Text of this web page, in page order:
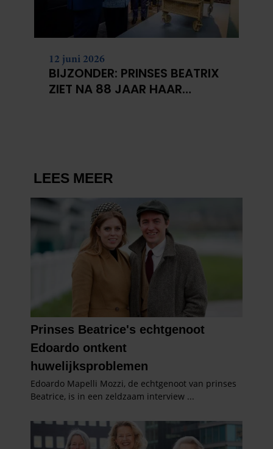
12 juni 2026
BIJZONDER: PRINSES BEATRIX
ZIET NA 88 JAAR HAAR